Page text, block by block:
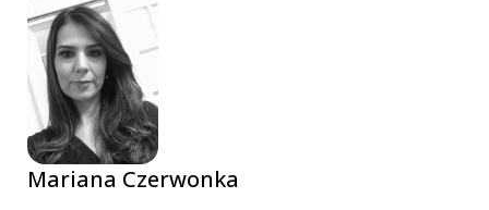
Mariana Czerwonka